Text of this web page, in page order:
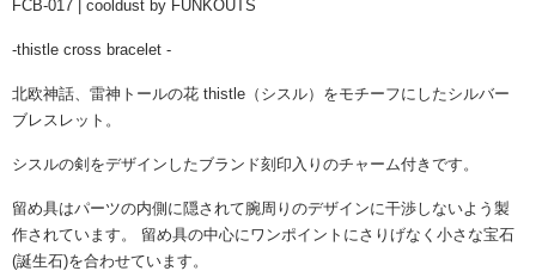
FCB-017 | cooldust by FUNKOUTS
-thistle cross bracelet -
北欧神話、雷神トールの花 thistle（シスル）をモチーフにしたシルバー
ブレスレット。
シスルの剣をデザインしたブランド刻印入りのチャーム付きです。
留め具はパーツの内側に隠されて腕周りのデザインに干渉しないよう製
作されています。 留め具の中心にワンポイントにさりげなく小さな宝石
(誕生石)を合わせています。